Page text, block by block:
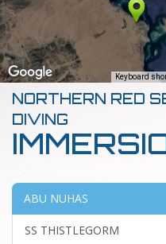
Keyboard
NORTHERN RED
DIVING
ABU NUHAS
SS THISTLEGORM